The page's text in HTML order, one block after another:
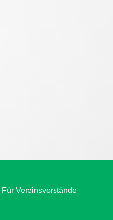
Für Vereinsvorstände